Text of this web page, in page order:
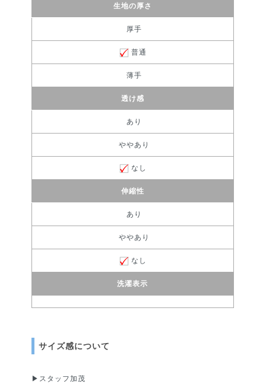
生地の厚さ
厚手
普通
薄手
透け感
あり
ややあり
なし
伸縮性
あり
ややあり
なし
洗濯表示
サイズ感について
▶︎スタッフ加茂